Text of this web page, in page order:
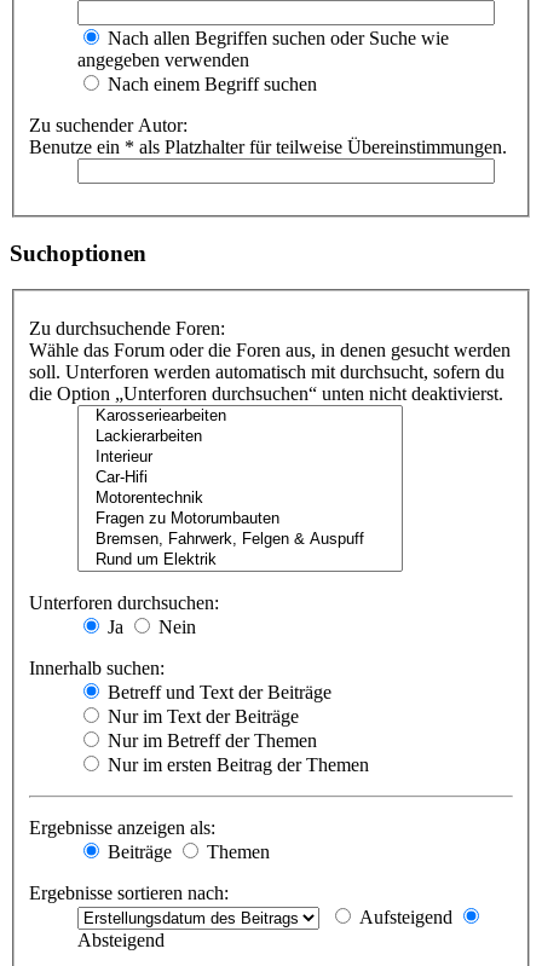
Nach allen Begriffen suchen oder Suche wie
angegeben verwenden
Nach einem Begriff suchen
Zu suchender Autor:
Benutze ein * als Platzhalter für teilweise Übereinstimmungen.
Suchoptionen
Zu durchsuchende Foren:
Wähle das Forum oder die Foren aus, in denen gesucht werden
soll. Unterforen werden automatisch mit durchsucht, sofern du
die Option „Unterforen durchsuchen“ unten nicht deaktivierst.
Unterforen durchsuchen:
Ja
Nein
Innerhalb suchen:
Betreff und Text der Beiträge
Nur im Text der Beiträge
Nur im Betreff der Themen
Nur im ersten Beitrag der Themen
Ergebnisse anzeigen als:
Beiträge
Themen
Ergebnisse sortieren nach:
Aufsteigend
Absteigend